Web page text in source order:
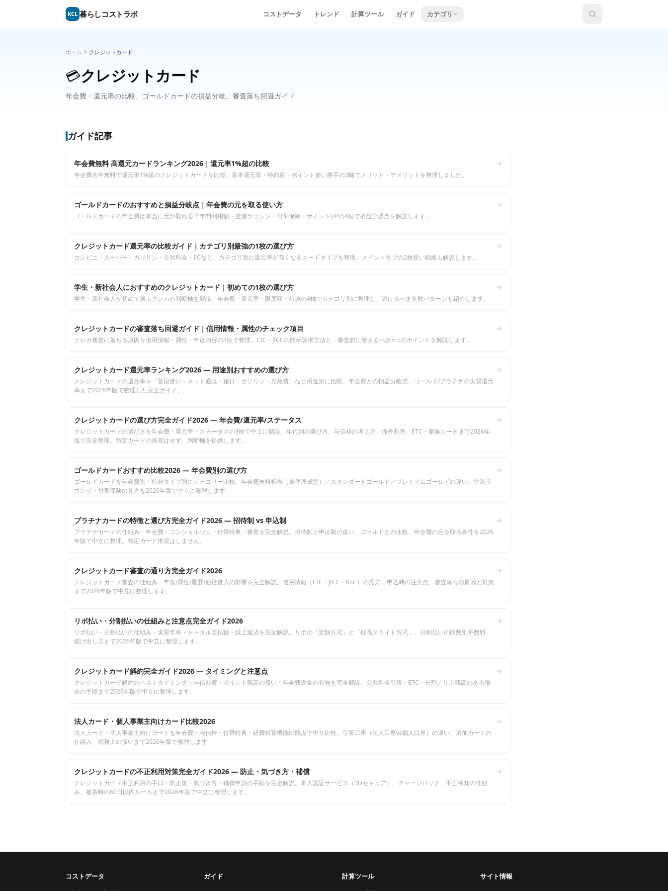
KCL 暮らしコストラボ コストデータ トレンド 計算ツール ガイド カテゴリ
ホーム クレジットカード
💳クレジットカード
年会費・還元率の比較、ゴールドカードの損益分岐、審査落ち回避ガイド
ガイド記事
年会費無料 高還元カードランキング2026｜還元率1%超の比較
年会費永年無料で還元率1%超のクレジットカードを比較。基本還元率・特約店・ポイント使い勝手の3軸でメリット・デメリットを整理しました。
ゴールドカードのおすすめと損益分岐点｜年会費の元を取る使い方
ゴールドカードの年会費は本当に元が取れる？年間利用額・空港ラウンジ・付帯保険・ポイントUPの4軸で損益分岐点を解説します。
クレジットカード還元率の比較ガイド｜カテゴリ別最強の1枚の選び方
コンビニ・スーパー・ガソリン・公共料金・ECなど、カテゴリ別に還元率が高くなるカードタイプを整理。メイン＋サブの2枚使い戦略も解説します。
学生・新社会人におすすめのクレジットカード｜初めての1枚の選び方
学生・新社会人が初めて選ぶクレカの判断軸を解説。年会費・還元率・限度額・特典の4軸でカテゴリ別に整理し、避けるべき失敗パターンも紹介します。
クレジットカードの審査落ち回避ガイド｜信用情報・属性のチェック項目
クレカ審査に落ちる原因を信用情報・属性・申込内容の3軸で整理。CIC・JICCの開示請求方法と、審査前に整えるべき5つのポイントを解説します。
クレジットカード還元率ランキング2026 — 用途別おすすめの選び方
クレジットカードの還元率を「普段使い・ネット通販・旅行・ガソリン・光熱費」など用途別に比較。年会費との損益分岐点、ゴールド/プラチナの実質還元
率まで2026年版で整理した完全ガイド。
クレジットカードの選び方完全ガイド2026 — 年会費/還元率/ステータス
クレジットカードの選び方を年会費・還元率・ステータスの3軸で中立に解説。年代別の選び方、与信枠の考え方、海外利用、ETC・家族カードまで2026年
版で完全整理。特定カードの推奨はせず、判断軸を提供します。
ゴールドカードおすすめ比較2026 — 年会費別の選び方
ゴールドカードを年会費別・特典タイプ別にカテゴリー比較。年会費無料相当（条件達成型）／スタンダードゴールド／プレミアムゴールドの違い、空港ラ
ウンジ・付帯保険の見方を2026年版で中立に整理します。
プラチナカードの特徴と選び方完全ガイド2026 — 招待制 vs 申込制
プラチナカードの仕組み・年会費・コンシェルジュ・付帯特典・審査を完全解説。招待制と申込制の違い、ゴールドとの比較、年会費の元を取る条件を2026
年版で中立に整理。特定カード推奨はしません。
クレジットカード審査の通り方完全ガイド2026
クレジットカード審査の仕組み・年収/属性/履歴/他社借入の影響を完全解説。信用情報（CIC・JICC・KSC）の見方、申込時の注意点、審査落ちの原因と対策
まで2026年版で中立に整理します。
リボ払い・分割払いの仕組みと注意点完全ガイド2026
リボ払い・分割払いの仕組み・実質年率・トータル支払額・繰上返済を完全解説。リボの「定額方式」と「残高スライド方式」、分割払いの回数別手数料、
抜け出し方まで2026年版で中立に整理します。
クレジットカード解約完全ガイド2026 — タイミングと注意点
クレジットカード解約のベストタイミング・与信影響・ポイント残高の扱い・年会費返金の有無を完全解説。公共料金引落・ETC・分割／リボ残高のある場
合の手順まで2026年版で中立に整理します。
法人カード・個人事業主向けカード比較2026
法人カード・個人事業主向けカードを年会費・与信枠・付帯特典・経費精算機能の観点で中立比較。引落口座（法人口座vs個人口座）の違い、追加カードの
仕組み、税務上の扱いまで2026年版で整理します。
クレジットカードの不正利用対策完全ガイド2026 — 防止・気づき方・補償
クレジットカード不正利用の手口・防止策・気づき方・補償申請の手順を完全解説。本人認証サービス（3Dセキュア）、チャージバック、不正検知の仕組
み、被害時の60日以内ルールまで2026年版で中立に整理します。
コストデータ ガイド 計算ツール サイト情報